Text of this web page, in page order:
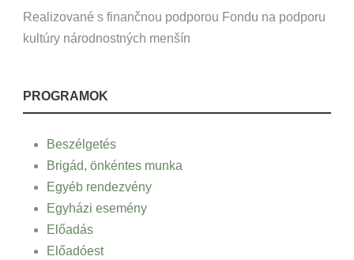
Realizované s finančnou podporou Fondu na podporu
kultúry národnostných menšín
PROGRAMOK
Beszélgetés
Brigád, önkéntes munka
Egyéb rendezvény
Egyházi esemény
Előadás
Előadóest